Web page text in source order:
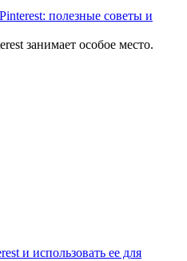
полезные советы и
занимает особое место.
и использовать ее для